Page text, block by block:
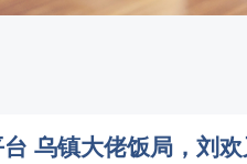
乌镇大佬饭局，刘